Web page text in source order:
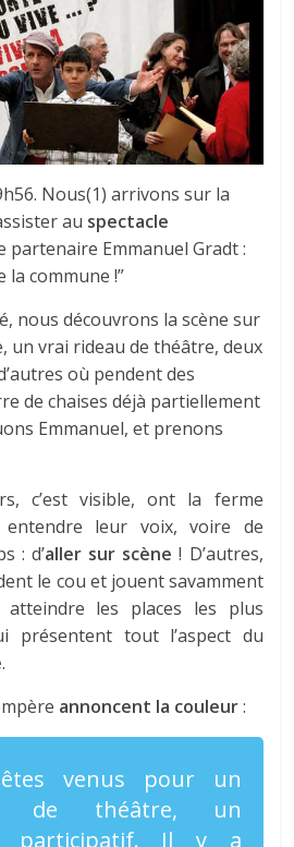
Nous(1) arrivons sur la
au spectacle
partenaire Emmanuel Gradt :
la commune !”
nous découvrons la scène sur
un vrai rideau de théâtre, deux
où pendent des
de chaises déjà partiellement
Emmanuel, et prenons
c’est visible, ont la ferme
leur voix, voire de
: d’aller sur scène ! D’autres,
le cou et jouent savamment
les places les plus
présentent tout l’aspect du
.
annoncent la couleur:
venus pour un
de théâtre, un
participatif. Il y a